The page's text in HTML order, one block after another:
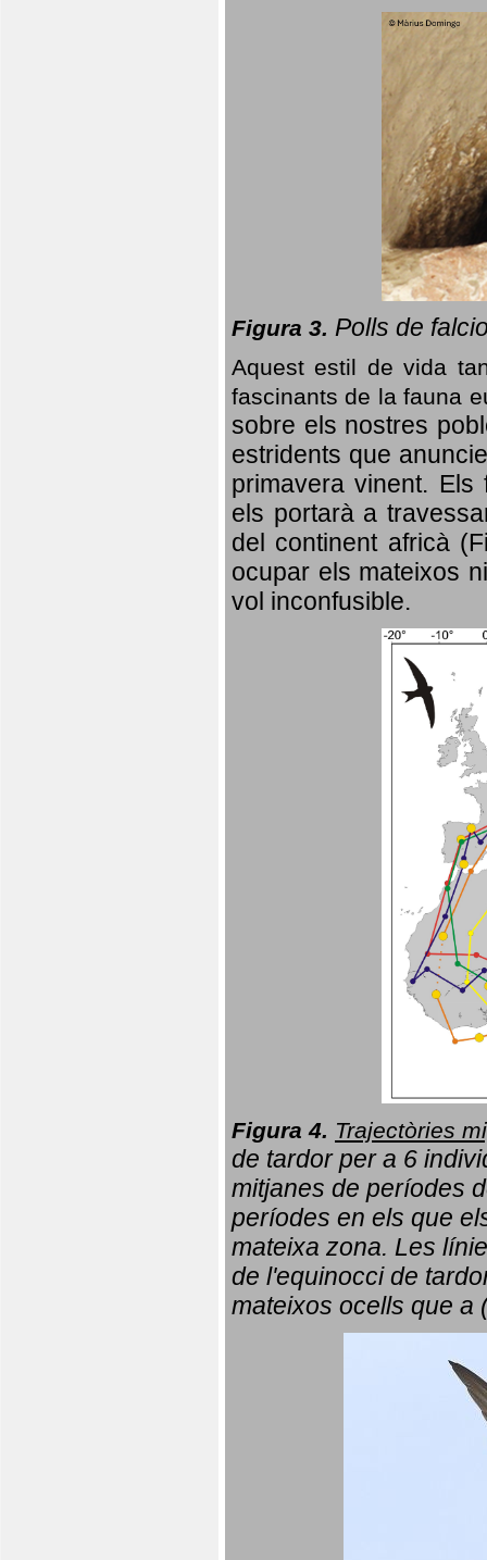
Figura 3. Polls de
Aquest estil de vida
fascinants de la fauna
sobre els nostres
estridents que
primavera vinent. Els
els portarà a
del continent africà
ocupar els mateixos
vol inconfusible.
Figura 4. Trajectòries
de tardor per a 6
mitjanes de períodes
períodes en els que
mateixa zona. Les
de l'equinocci de
mateixos ocells que a